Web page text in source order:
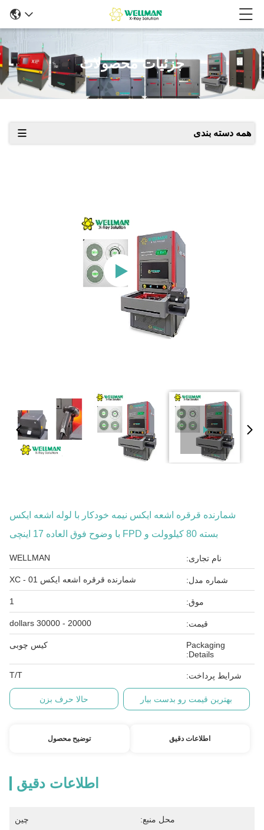
جزئیات محصولات
همه دسته بندی
شمارنده قرقره اشعه ایکس نیمه خودکار با لوله اشعه ایکس
بسته 80 کیلوولت و FPD با وضوح فوق العاده 17 اینچی
نام تجاری: WELLMAN
شماره مدل: شمارنده قرقره اشعه ایکس XC - 01
موق: 1
قیمت: 20000 - 30000 dollars
Packaging
Details:
کیس چوبی
شرایط پرداخت: T/T
بهترین قیمت رو بدست بیار حالا حرف بزن
اطلاعات دقیق توضیح محصول
اطلاعات دقیق
محل منبع: چین